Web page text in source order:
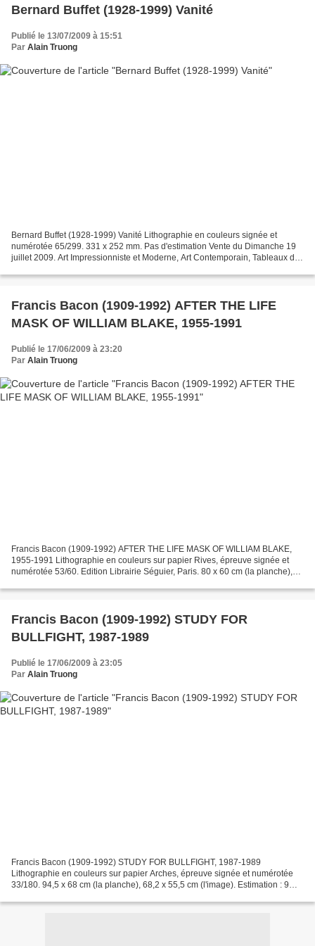
Bernard Buffet (1928-1999) Vanité
Publié le 13/07/2009 à 15:51
Par Alain Truong
Bernard Buffet (1928-1999) Vanité Lithographie en couleurs signée et
numérotée 65/299. 331 x 252 mm. Pas d'estimation Vente du Dimanche 19
juillet 2009. Art Impressionniste et Moderne, Art Contemporain, Tableaux du
Francis Bacon (1909-1992) AFTER THE LIFE
MASK OF WILLIAM BLAKE, 1955-1991
Publié le 17/06/2009 à 23:20
Par Alain Truong
Francis Bacon (1909-1992) AFTER THE LIFE MASK OF WILLIAM BLAKE,
1955-1991 Lithographie en couleurs sur papier Rives, épreuve signée et
numérotée 53/60. Edition Librairie Séguier, Paris. 80 x 60 cm (la planche),
Francis Bacon (1909-1992) STUDY FOR
BULLFIGHT, 1987-1989
Publié le 17/06/2009 à 23:05
Par Alain Truong
Francis Bacon (1909-1992) STUDY FOR BULLFIGHT, 1987-1989
Lithographie en couleurs sur papier Arches, épreuve signée et numérotée
33/180. 94,5 x 68 cm (la planche), 68,2 x 55,5 cm (l'image). Estimation : 9